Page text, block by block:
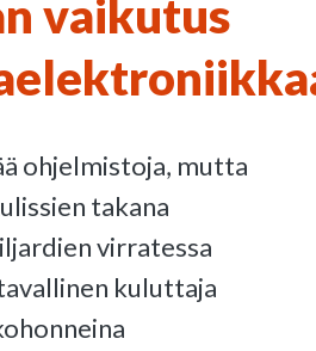
vaikutus
ohjelmistoja, mutta
takana
virratessa
kuluttaja